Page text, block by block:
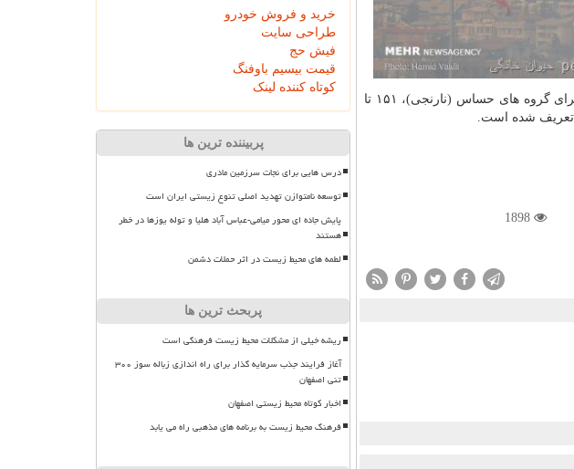
هوای كمتر یا مساوی ۵۰ به معنای هوای پاك (سبز)، از ۵۱ تا ۱۰۰ قابل قبول (زرد)، ۱۰۱ تا ۱۵۰ ناسالم برای گروه های حساس (نارنجی)، ۱۵۱ تا
1898
خرید و فروش خودرو
طراحی سایت
فیش حج
قیمت بیسیم باوفنگ
کوتاه کننده لینک
پربیننده ترین ها
درس هایی برای نجات سرزمین مادری
توسعه نامتوازن تهدید اصلی تنوع زیستی ایران است
پایش جاده ای محور میامی-عباس آباد هلیا و توله یوزها در خطر
هستند
لطمه های محیط زیست در اثر حملات دشمن
پربحث ترین ها
ریشه خیلی از مشکلات محیط زیست فرهنگی است
آغاز فرایند جذب سرمایه گذار برای راه اندازی زباله سوز ۳۰۰
تنی اصفهان
اخبار کوتاه محیط زیستی اصفهان
فرهنگ محیط زیست به برنامه های مذهبی راه می یابد